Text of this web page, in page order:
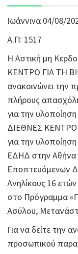
Ιωάννινα 04/08/
Α.Π: 1517
Η Αστική μη
ΚΕΝΤΡΟ ΓΙΑ ΤΗ
ανακοινώνει την
πλήρους
για την
ΔΙΕΘΝΕΣ ΚΕΝΤΡΟ
για την
ΕΔΗΔ στην Αθήνα
Εποπτευόμενων
Ανηλίκους 16
στο Πρόγραμμα
Ασύλου,
Για να δείτε την
προσωπικού